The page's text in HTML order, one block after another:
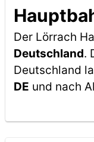
Der Lörrach
Deutschland.
Deutschland
DE und nach